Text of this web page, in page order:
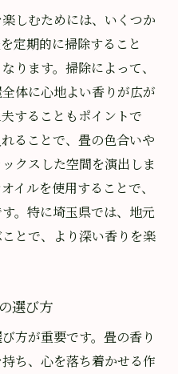
しむためには、いくつか
定期的に掃除すること
ります。掃除によって、
体に心地よい香りが広が
することもポイントで
ることで、畳の色合いや
クスした空間を演出しま
イルを使用することで、
。特に埼玉県では、地元
とで、より深い香りを楽
選び方
方が重要です。畳の香り
ち、心を落ち着かせる作